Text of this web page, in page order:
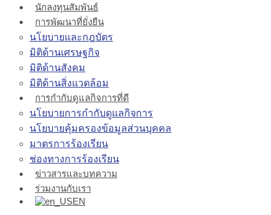
นักลงทุนสัมพันธ์
การพัฒนาที่ยั่งยืน
นโยบายและกฎบัตร
มิติด้านเศรษฐกิจ
มิติด้านสังคม
มิติด้านสิ่งแวดล้อม
การกำกับดูแลกิจการที่ดี
นโยบายการกำกับดูแลกิจการ
นโยบายคุ้มครองข้อมูลส่วนบุคคล
มาตรการร้องเรียน
ช่องทางการร้องเรียน
ข่าวสารและบทความ
ร่วมงานกับเรา
EN